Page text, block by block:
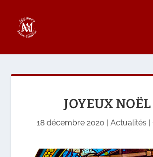
JOYEUX NOËL
18 décembre 2020 | Actualités |